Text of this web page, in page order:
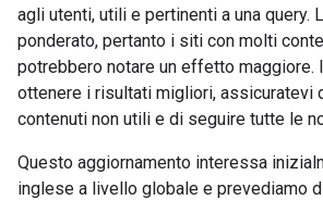
agli utenti, utili e pertinenti a una query.
ponderato, pertanto i siti con molti
potrebbero notare un effetto maggiore.
ottenere i risultati migliori, assicuratevi
contenuti non utili e di seguire tutte le
Questo aggiornamento interessa
inglese a livello globale e prevediamo